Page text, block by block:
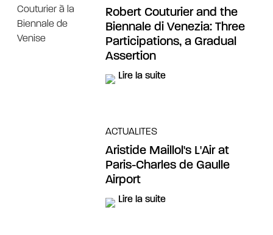
Robert Couturier and the
Biennale di Venezia: Three
Participations, a Gradual
Assertion
Lire la suite
ACTUALITES
Aristide Maillol's L'Air at
Paris-Charles de Gaulle
Airport
Lire la suite